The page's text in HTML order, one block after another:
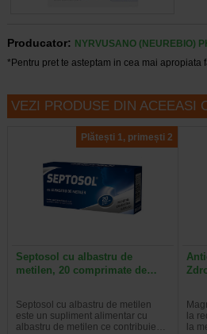
Producator: NYRVUSANO (NEUREBIO)
*Pentru pret te asteptam in cea mai apropiata
VEZI PRODUSE DIN ACEEASI
Plătești 1, primești 2
Septosol cu albastru de
metilen, 20 comprimate de…
Septosol cu albastru de metilen
este un supliment alimentar cu
albastru de metilen ce contribuie…
la
la